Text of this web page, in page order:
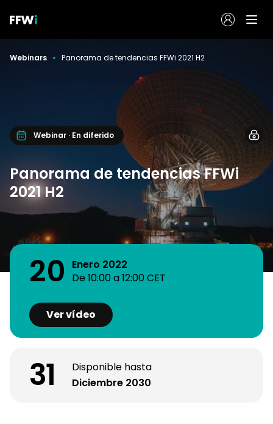
Webinars Panorama de tendencias FFWi 2021 H2
Webinar · En diferido
Panorama de tendencias FFWi
2021 H2
20
Enero 2022
De 10:00 a12:00 CET
Ver vídeo
31
Disponible hasta
Diciembre 2030